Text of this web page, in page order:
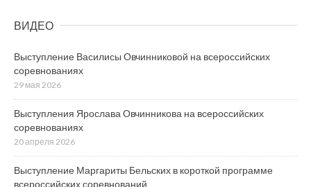
ВИДЕО
Выступление Василисы Овчинниковой на всероссийских
соревнованиях
29 мая 2026
Выступления Ярослава Овчинникова на всероссийских
соревнованиях
20 апреля 2026
Выступление Маргариты Бельских в короткой программе
всероссийских соревнований